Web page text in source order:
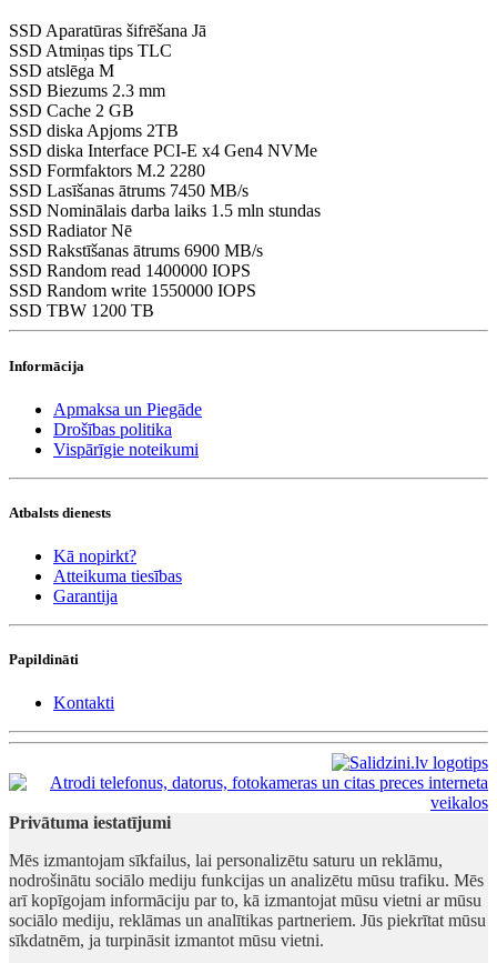
SSD Aparatūras šifrēšana Jā
SSD Atmiņas tips TLC
SSD atslēga M
SSD Biezums 2.3 mm
SSD Cache 2 GB
SSD diska Apjoms 2TB
SSD diska Interface PCI-E x4 Gen4 NVMe
SSD Formfaktors M.2 2280
SSD Lasīšanas ātrums 7450 MB/s
SSD Nominālais darba laiks 1.5 mln stundas
SSD Radiator Nē
SSD Rakstīšanas ātrums 6900 MB/s
SSD Random read 1400000 IOPS
SSD Random write 1550000 IOPS
SSD TBW 1200 TB
Informācija
Apmaksa un Piegāde
Drošības politika
Vispārīgie noteikumi
Atbalsts dienests
Kā nopirkt?
Atteikuma tiesības
Garantija
Papildināti
Kontakti
Privātuma iestatījumi
Mēs izmantojam sīkfailus, lai personalizētu saturu un reklāmu,
nodrošinātu sociālo mediju funkcijas un analizētu mūsu trafiku. Mēs
arī kopīgojam informāciju par to, kā izmantojat mūsu vietni ar mūsu
sociālo mediju, reklāmas un analītikas partneriem. Jūs piekrītat mūsu
sīkdatnēm, ja turpināsit izmantot mūsu vietni.